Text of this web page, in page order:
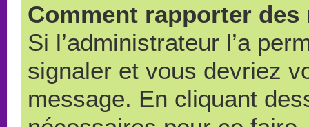
Comment rapporter
Si l’administrateur l’a
signaler et vous devriez
message. En cliquant